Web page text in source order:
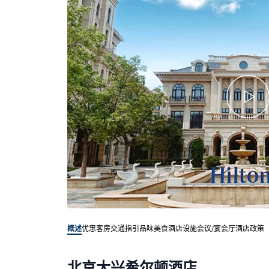
概述优惠客房交通指引 品味美食酒店设施会议/宴会厅酒店政策